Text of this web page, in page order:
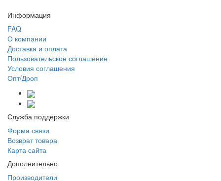
Информация
FAQ
О компании
Доставка и оплата
Пользовательское соглашение
Условия соглашения
Опт/Дроп
Служба поддержки
Форма связи
Возврат товара
Карта сайта
Дополнительно
Производители